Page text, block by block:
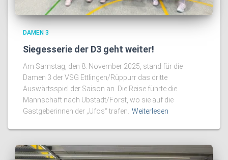
DAMEN 3
Siegesserie der D3 geht weiter!
Am Samstag, den 8. November 2025, stand für die
Damen 3 der VSG Ettlingen/Rüppurr das dritte
Auswärtsspiel der Saison an. Die Reise führte die
Mannschaft nach Ubstadt/Forst, wo sie auf die
Gastgeberinnen der „Ufos“ trafen. Weiterlesen